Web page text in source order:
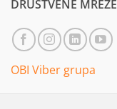
DRUŠTVENE MREŽE
OBI Viber grupa